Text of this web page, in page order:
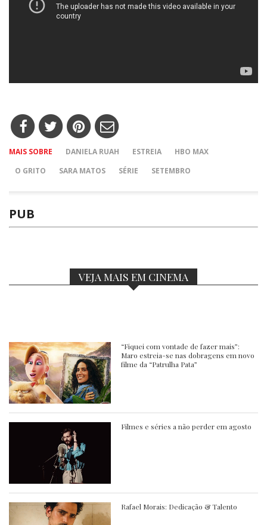
MAIS SOBRE DANIELA RUAH ESTREIA
HBO MAX
O GRITO
SARA MATOS SÉRIE SETEMBRO
PUB
VEJA MAIS EM CINEMA
“Fiquei com vontade de fazer mais”:
Maro estreia-se nas dobragens em novo
filme da “Patrulha Pata”
Filmes e séries a não perder em agosto
Rafael Morais: Dedicação & Talento